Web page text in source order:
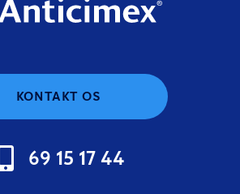
KONTAKT OS
69 15 17 44